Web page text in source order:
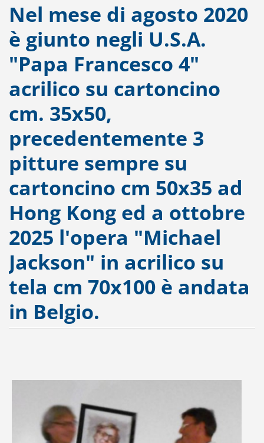
Nel mese di agosto 2020
è giunto negli U.S.A.
"Papa Francesco 4"
acrilico su cartoncino
cm. 35x50,
precedentemente 3
pitture sempre su
cartoncino cm 50x35 ad
Hong Kong ed a ottobre
2025 l'opera "Michael
Jackson" in acrilico su
tela cm 70x100 è andata
in Belgio.